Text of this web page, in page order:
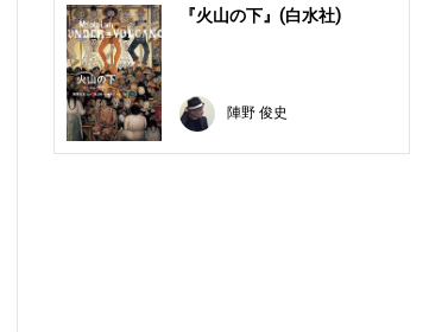
『火山の下』(白水社)
陣野 俊史